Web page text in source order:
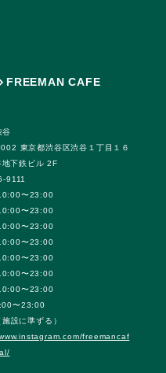
FREEMAN CAFE
谷
東京都渋谷区渋谷１丁目１６
下鉄ビル 2F
9111
〜23:00
〜23:00
〜23:00
〜23:00
〜23:00
〜23:00
〜23:00
〜23:00
設に準ずる）
freemancaf